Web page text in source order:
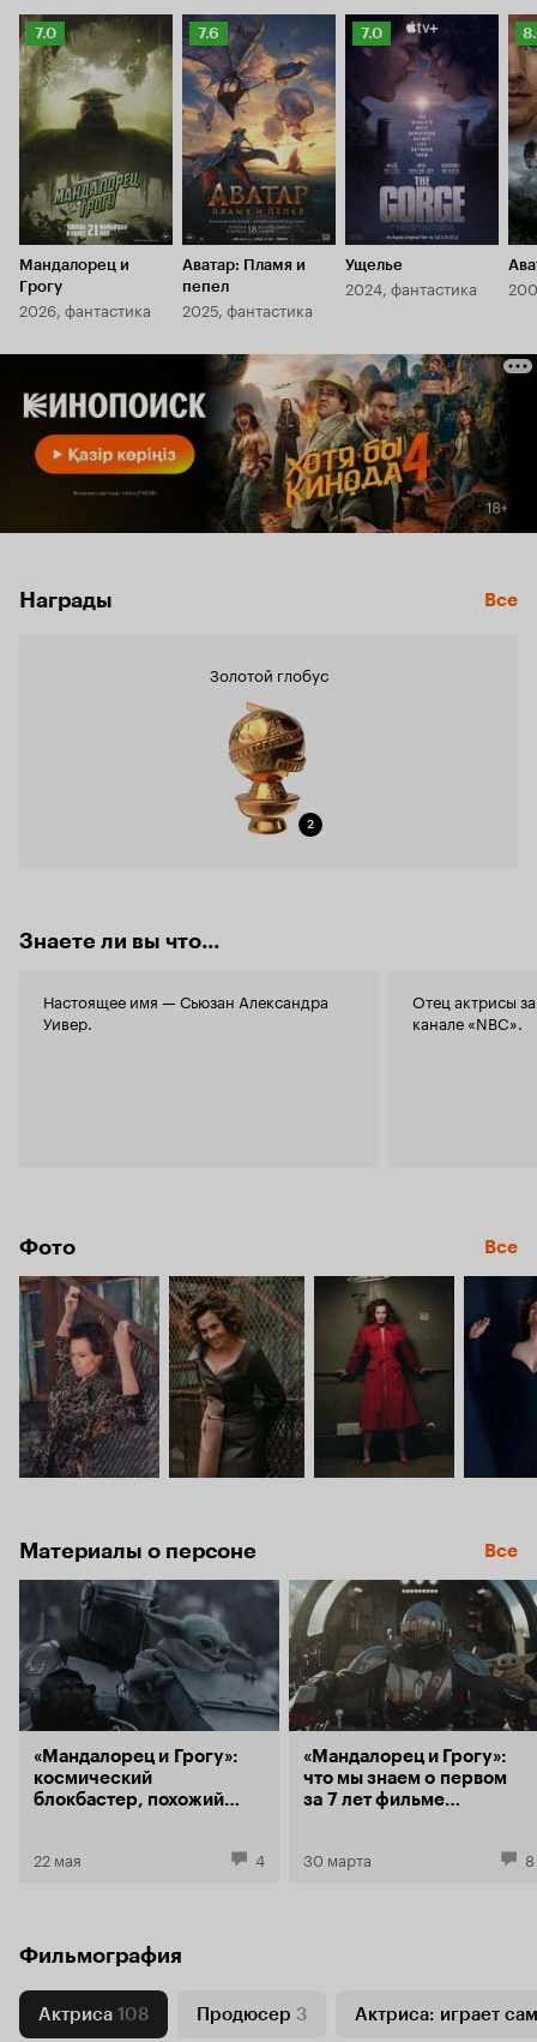
Рейтинг
Кинопоиска
7.0
7.0
Мандалорец и
Грогу
2026, фантастика
Рейтинг
Кинопоиска
7.6
7.6
Аватар: Пламя и
пепел
2025, фантастика
Рейтинг
Кинопоиска
7.0
Ущелье
2024, фантастика
Награды Все
Золотой глобус
2
Знаете ли вы что...
Настоящее имя — Сьюзан Александра
Уивер.
Отец актрисы
канале «NBC».
Фото Все
Материалы о персоне Все
«Мандалорец и Грогу»:
космический
блокбастер, похожий
22 мая 4
«Мандалорец и Грогу»:
что мы знаем о первом
за 7 лет фильме
30 марта 8
Фильмография
Актриса 108 Продюсер 3 Актриса: играет